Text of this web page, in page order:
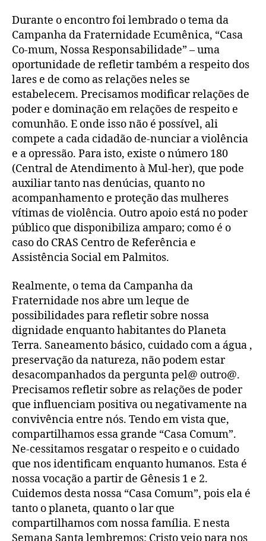
Durante o encontro foi lembrado o tema da
Campanha da Fraternidade Ecumênica, “Casa
Co-mum, Nossa Responsabilidade” – uma
oportunidade de refletir também a respeito dos
lares e de como as relações neles se
estabelecem. Precisamos modificar relações de
poder e dominação em relações de respeito e
comunhão. E onde isso não é possível, ali
compete a cada cidadão de-nunciar a violência
e a opressão. Para isto, existe o número 180
(Central de Atendimento à Mul-her), que pode
auxiliar tanto nas denúcias, quanto no
acompanhamento e proteção das mulheres
vítimas de violência. Outro apoio está no poder
público que disponibiliza amparo; como é o
caso do CRAS Centro de Referência e
Assistência Social em Palmitos.
Realmente, o tema da Campanha da
Fraternidade nos abre um leque de
possibilidades para refletir sobre nossa
dignidade enquanto habitantes do Planeta
Terra. Saneamento básico, cuidado com a água ,
preservação da natureza, não podem estar
desacompanhados da pergunta pel@ outro@.
Precisamos refletir sobre as relações de poder
que influenciam positiva ou negativamente na
convivência entre nós. Tendo em vista que,
compartilhamos essa grande “Casa Comum”.
Ne-cessitamos resgatar o respeito e o cuidado
que nos identificam enquanto humanos. Esta é
nossa vocação a partir de Gênesis 1 e 2.
Cuidemos desta nossa “Casa Comum”, pois ela é
tanto o planeta, quanto o lar que
compartilhamos com nossa família. E nesta
Semana Santa lembremos: Cristo veio para nos